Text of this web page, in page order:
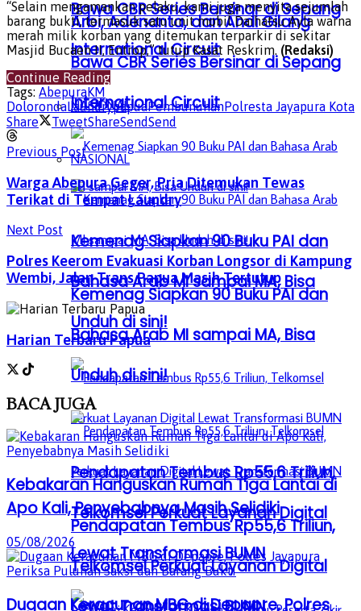
Bawa CBR Series Bersinar di Sepang
International Circuit
NASIONAL
Kemenag Siapkan 90 Buku PAI dan
Bahasa Arab MI sampai MA, Bisa
Unduh di sini!
Pendapatan Tembus Rp55,6 Triliun,
Telkomsel Perkuat Layanan Digital
Lewat Transformasi BUMN
Arbi, Adenanta, dan Andi Gilang
Bawa CBR Series Bersinar di Sepang
International Circuit
NASIONAL
Kemenag Siapkan 90 Buku PAI dan
Bahasa Arab MI sampai MA, Bisa
Unduh di sini!
Pendapatan Tembus Rp55,6 Triliun,
Telkomsel Perkuat Layanan Digital
Lewat Transformasi BUMN
“Selain mengamankan pelaku, kami juga menyita sejumlah
barang bukti, termasuk satu unit mobil Daihatsu Ayla warna
merah milik korban yang ditemukan terparkir di sekitar
Masjid Bucaen II, Entrop,” tutup Kasat Reskrim. (Redaksi)
Continue Reading
Tags: AbepuraKM
DolorondaLaundrypapuaPembunuhanPolresta Jayapura Kota
Share
TweetShareSendSend
Previous Post
Warga Abepura Geger, Pria Ditemukan Tewas
Terikat di Tempat Laundry
Next Post
Polres Keerom Evakuasi Korban Longsor di Kampung
Wembi, Jalan Trans Papua Masih Tertutup
Harian Terbaru Papua
BACAJUGA
Kebakaran Hanguskan Rumah Tiga Lantai di
Apo Kali, Penyebabnya Masih Selidiki
05/08/2026
Dugaan Keracunan MBG di Depapre, Polres